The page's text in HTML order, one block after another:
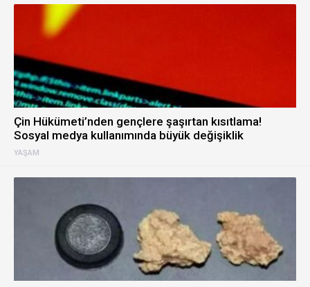
YAŞAM
Çin Hükümeti’nden gençlere şaşırtan kısıtlama!
Sosyal medya kullanımında büyük değişiklik